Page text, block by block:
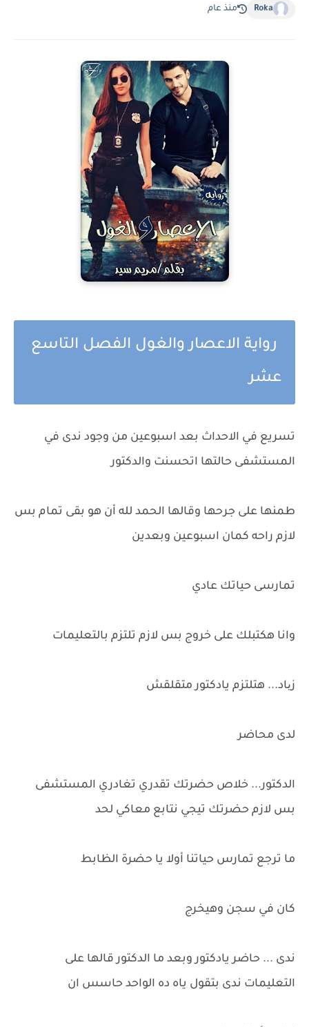
Roka منذ عام
رواية الاعصار والغول الفصل التاسع
عشر
تسريع في الاحداث بعد اسبوعين من وجود ندى في
المستشفى حالتها اتحسنت والدكتور
طمنها على جرحها وقالها الحمد لله أن هو بقى تمام بس
لازم راحه كمان اسبوعين وبعدين
تمارسى حياتك عادي
وانا هكتبلك على خروج بس لازم تلتزم بالتعليمات
زیاد... هتلتزم يادكتور متقلقش
لدى محاضر
الدكتور... خلاص حضرتك تقدري تغادري المستشفى
بس لازم حضرتك تيجي نتابع معاكي لحد
ما ترجع تمارس حياتنا أولا يا حضرة الظابط
كان في سجن وهيخرج
ندى ... حاضر يادكتور وبعد ما الدكتور قالها على
التعليمات ندى بتقول ياه ده الواحد حاسس ان